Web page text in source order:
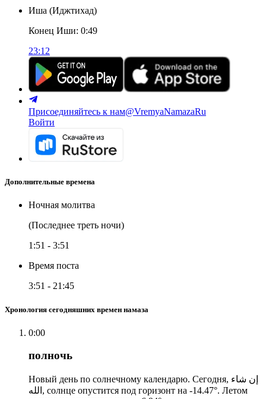
Иша (Иджтихад)
Конец Иши: 0:49
23:12
Присоединяйтесь к нам@VremyaNamazaRu
Войти
Дополнительные времена
Ночная молитва
(Последнее треть ночи)
1:51 - 3:51
Время поста
3:51 - 21:45
Хронология сегодняшних времен намаза
0:00
полночь
Новый день по солнечному календарю. Сегодня, إن شاء
الله, солнце опустится под горизонт на -14.47°. Летом